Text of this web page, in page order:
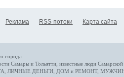
рассказала Ольга
ходе сессии
качества жизни" в
ПМЭФ 2025. В
Реклама RSS-потоки Карта сайта
города.
Самары и Тольятти, известные люди
ЛИЧНЫЕ ДЕНЬГИ ДОМ и РЕМОНТ,